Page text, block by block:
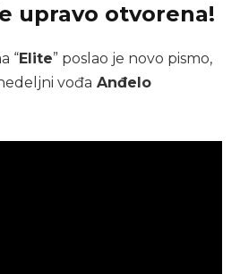
upravo otvorena!
“Elite” poslao je novo pismo,
vođa Anđelo